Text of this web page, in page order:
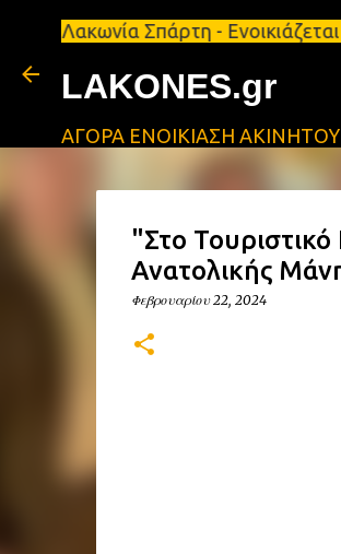
Σπάρτη - Ενοικιάζεται
LAKONES.gr
ΑΓΟΡΑ ΕΝΟΙΚΙΑΣΗ ΑΚΙΝΗΤΟΥ
"Στο
Ανατολικής
Φεβρουαρίου 22, 2024